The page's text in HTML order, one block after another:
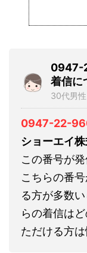
0947-
着信に
30代男性
0947-22-
ショーエイ
この番号が
こちらの番
る方が多数
らの着信は
ただける方